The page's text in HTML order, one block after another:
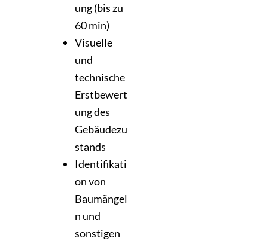
ung (bis zu
60 min)
Visuelle
und
technische
Erstbewert
ung des
Gebäudezu
stands
Identifikati
on von
Baumängel
n und
sonstigen